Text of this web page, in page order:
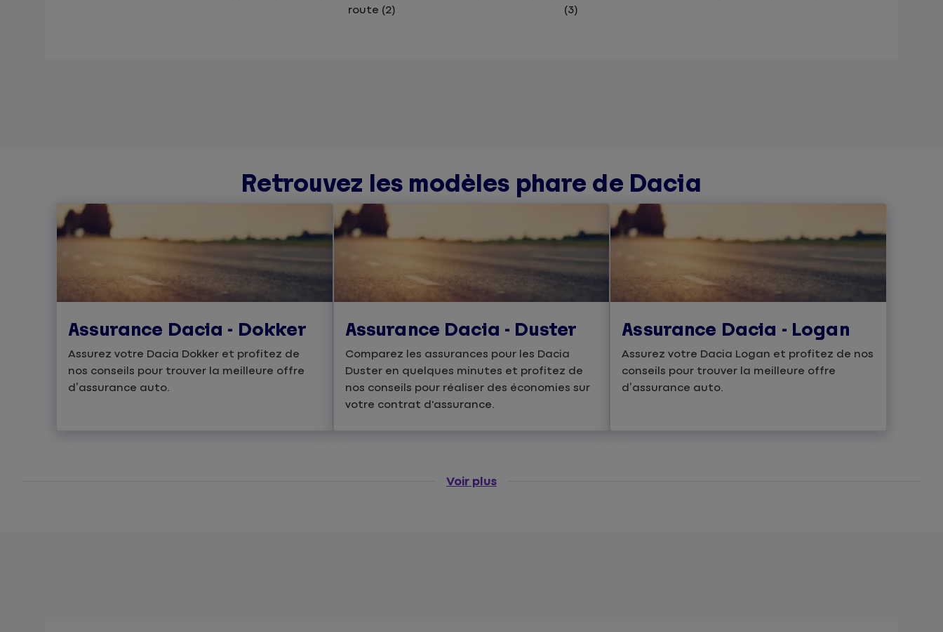
route (2)
(3)
Retrouvez les modèles phare de Dacia
Assurance Dacia - Dokker
Assurez votre Dacia Dokker et profitez de
nos conseils pour trouver la meilleure offre
d’assurance auto.
Assurance Dacia - Duster
Comparez les assurances pour les Dacia
Duster en quelques minutes et profitez de
nos conseils pour réaliser des économies sur
votre contrat d'assurance.
Assurance Dacia - Logan
Assurez votre Dacia Logan et profitez de nos
conseils pour trouver la meilleure offre
d’assurance auto.
Voir plus